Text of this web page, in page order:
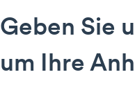
Geben Sie
um Ihre